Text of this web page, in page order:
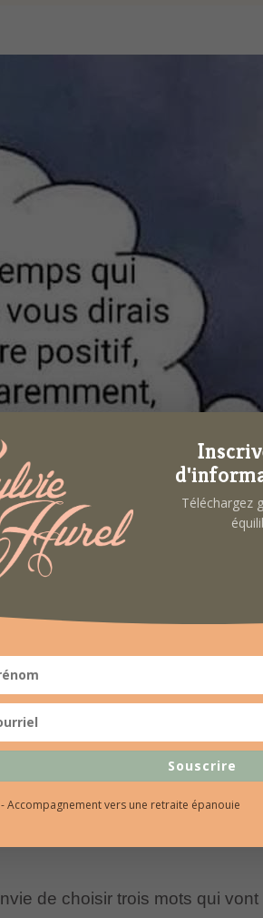
de choisir trois mots qui
Téléchargez
Souscrire
- Accompagnement vers une retraite épanouie